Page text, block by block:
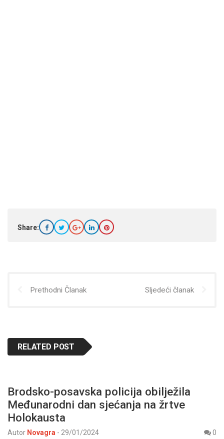
Share:
Prethodni Članak Sljedeći članak
RELATED POST
Brodsko-posavska policija obilježila
Međunarodni dan sjećanja na žrtve
Holokausta
Autor Novagra - 29/01/2024
0